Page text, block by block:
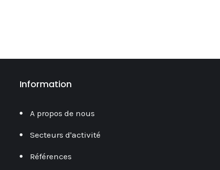
Information
A propos de nous
Secteurs d'activité
Références